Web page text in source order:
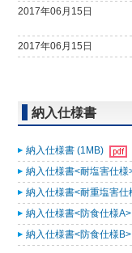
2017年06月15日
2017年06月15日
納入仕様書
納入仕様書 (1MB)
納入仕様書<耐塩害仕様
納入仕様書<耐重塩害仕
納入仕様書<防食仕様
納入仕様書<防食仕様